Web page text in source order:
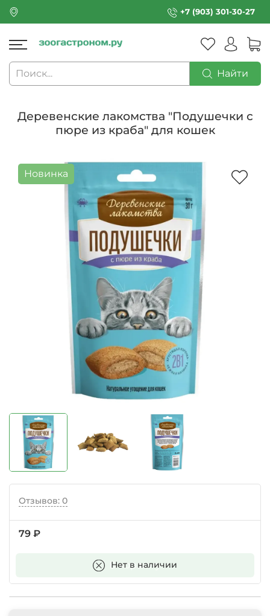
+7 (903) 301-30-27
Найти
Деревенские лакомства "Подушечки с
пюре из краба" для кошек
Новинка
Отзывов: 0
79 ₽
Нет в наличии
В корзину